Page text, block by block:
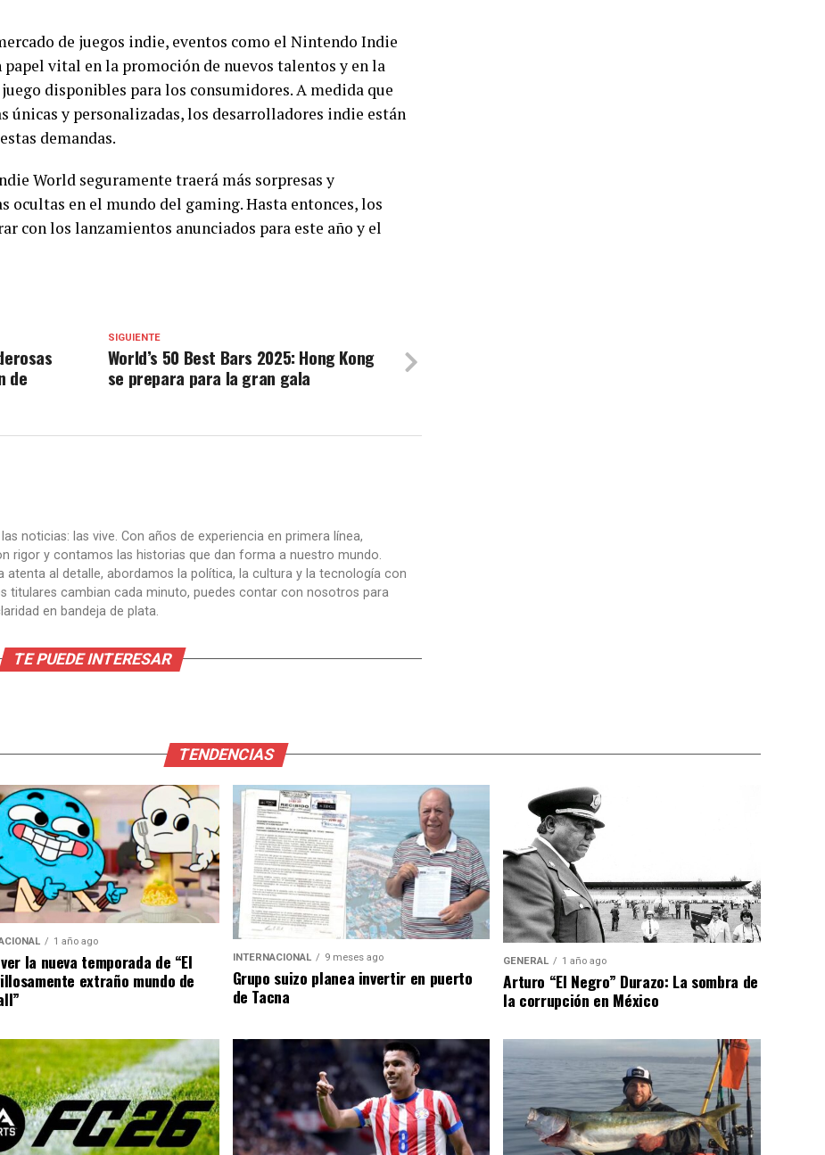
de juegos indie, eventos como el Nintendo Indie
vital en la promoción de nuevos talentos y en la
disponibles para los consumidores. A medida que
únicas y personalizadas, los desarrolladores indie están
demandas.
World seguramente traerá más sorpresas y
ocultas en el mundo del gaming. Hasta entonces, los
con los lanzamientos anunciados para este año y el
SIGUIENTE
World’s 50 Best Bars 2025: Hong Kong
se prepara para la gran gala
de
noticias: las vive. Con años de experiencia en primera línea,
rigor y contamos las historias que dan forma a nuestro mundo.
atenta al detalle, abordamos la política, la cultura y la tecnología con
titulares cambian cada minuto, puedes contar con nosotros para
en bandeja de plata.
TE PUEDE INTERESAR
TENDENCIAS
1 año ago
la nueva temporada de “El
extraño mundo de
INTERNACIONAL 9 meses ago
Grupo suizo planea invertir en puerto
de Tacna
GENERAL 1 año ago
Arturo “El Negro” Durazo: La sombra de
la corrupción en México